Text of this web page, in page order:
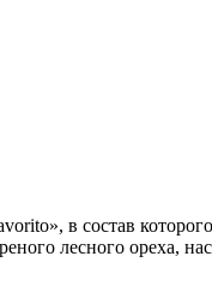
в состав
лесного ореха,